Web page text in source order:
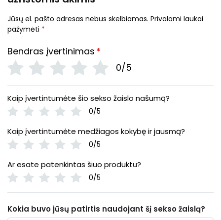
Jūsų el. pašto adresas nebus skelbiamas. Privalomi laukai
pažymėti *
Bendras įvertinimas *
0/5
Kaip įvertintumėte šio sekso žaislo našumą?
0/5
Kaip įvertintumėte medžiagos kokybę ir jausmą?
0/5
Ar esate patenkintas šiuo produktu?
0/5
Kokia buvo jūsų patirtis naudojant šį sekso žaislą?